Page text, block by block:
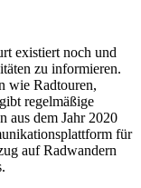
existiert noch und
zu informieren.
wie Radtouren,
regelmäßige
aus dem Jahr 2020
für
auf Radwandern